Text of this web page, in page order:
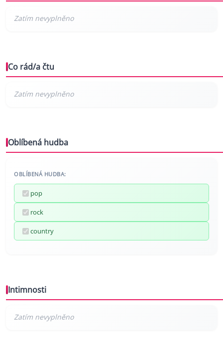
Co rád/a čtu
Oblíbená hudba
OBLÍBENÁ HUDBA:
pop
rock
country
Intimnosti